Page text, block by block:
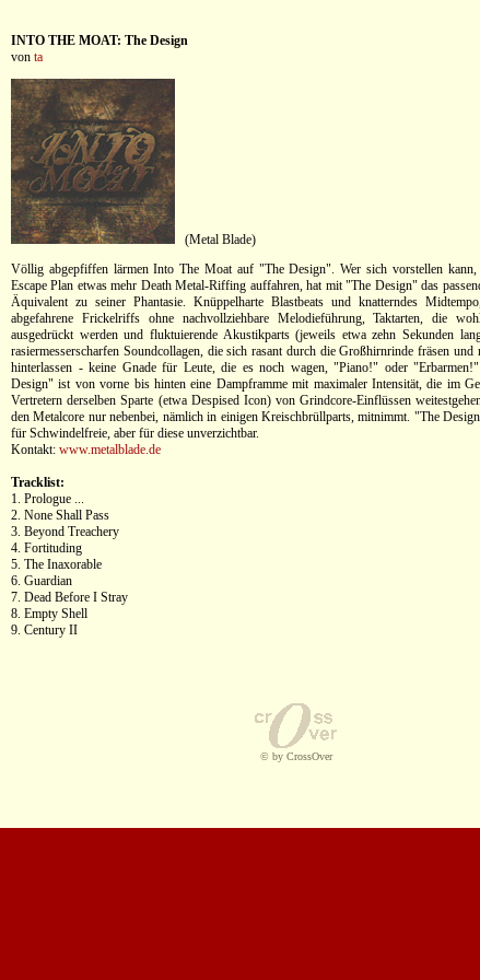
INTO THE MOAT: The Design
von ta
(Metal Blade)
Völlig abgepfiffen lärmen Into The Moat auf "The Design". Wer sich vorstellen
Escape Plan etwas mehr Death Metal-Riffing auffahren, hat mit "The Design" das
Äquivalent zu seiner Phantasie. Knüppelharte Blastbeats und knatterndes
abgefahrene Frickelriffs ohne nachvollziehbare Melodieführung, Taktarten, die
ausgedrückt werden und fluktuierende Akustikparts (jeweils etwa zehn Sekunden
rasiermesserscharfen Soundcollagen, die sich rasant durch die Großhirnrinde fräsen und
hinterlassen - keine Gnade für Leute, die es noch wagen, "Piano!" oder
Design" ist von vorne bis hinten eine Dampframme mit maximaler Intensität, die im
Vertretern derselben Sparte (etwa Despised Icon) von Grindcore-Einflüssen
den Metalcore nur nebenbei, nämlich in einigen Kreischbrüllparts, mitnimmt. "The
für Schwindelfreie, aber für diese unverzichtbar.
Kontakt: www.metalblade.de
Tracklist:
1. Prologue ...
2. None Shall Pass
3. Beyond Treachery
4. Fortituding
5. The Inaxorable
6. Guardian
7. Dead Before I Stray
8. Empty Shell
9. Century II
© by CrossOver